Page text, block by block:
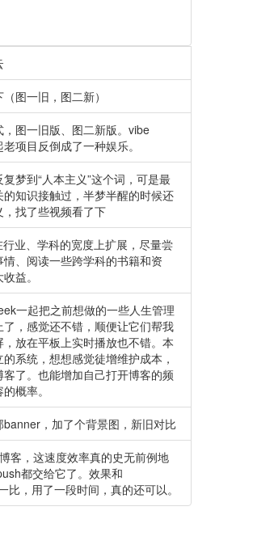
图一旧，图二新）
图一旧版、图二新版。vibe
项目反倒成了一种娱乐。
梦到“人本主义”这个词，可是最
知识接触过，半梦半醒的时候还
找了些视频看了下
业、学科的宽度上扩展，尽量尝
、阅读一些跨学科的书籍和资
益。
一起把之前想做的一些人生管理
，感觉还不错，顺便让它们帮我
放在平板上实时播放也不错。本
系统，想想感觉徒增维护成本，
了。也能增加自己打开博客的频
概率。
，加了个背景图，新旧对比
客，这速度效率真的史无前例地
都交给它了。效果和
比，用了一段时间，真的还可以。